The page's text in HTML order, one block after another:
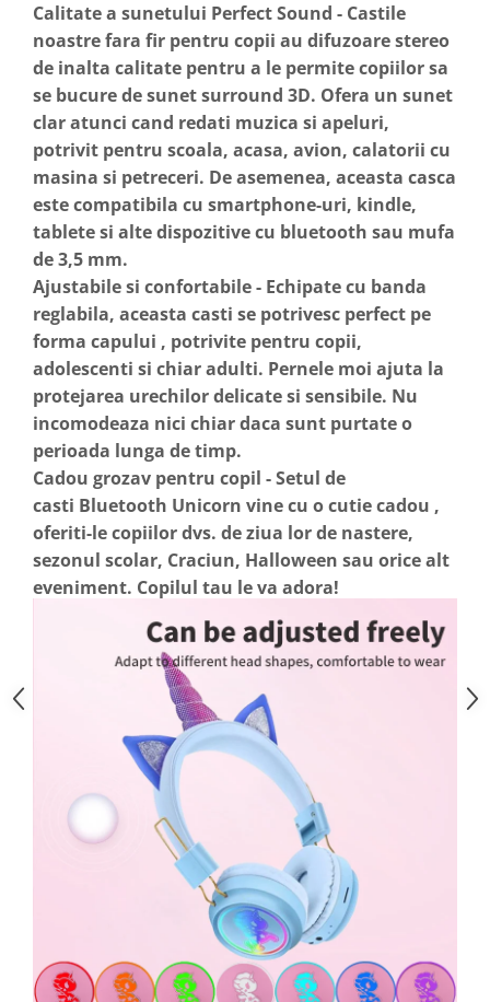
Calitate a sunetului Perfect Sound - Castile
noastre fara fir pentru copii au difuzoare stereo
de inalta calitate pentru a le permite copiilor sa
se bucure de sunet surround 3D. Ofera un sunet
clar atunci cand redati muzica si apeluri,
potrivit pentru scoala, acasa, avion, calatorii cu
masina si petreceri. De asemenea, aceasta casca
este compatibila cu smartphone-uri, kindle,
tablete si alte dispozitive cu bluetooth sau mufa
de 3,5 mm.
Ajustabile si confortabile - Echipate cu banda
reglabila, aceasta casti se potrivesc perfect pe
forma capului , potrivite pentru copii,
adolescenti si chiar adulti. Pernele moi ajuta la
protejarea urechilor delicate si sensibile. Nu
incomodeaza nici chiar daca sunt purtate o
perioada lunga de timp.
Cadou grozav pentru copil - Setul de
casti Bluetooth Unicorn vine cu o cutie cadou ,
oferiti-le copiilor dvs. de ziua lor de nastere,
sezonul scolar, Craciun, Halloween sau orice alt
eveniment. Copilul tau le va adora!